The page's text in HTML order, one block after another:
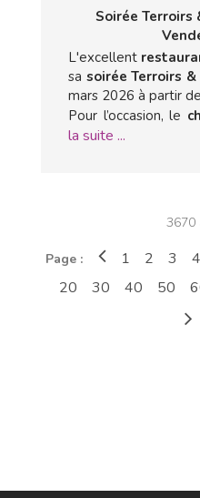
Soirée Terroirs
L'excellent
sa soirée Terroirs
mars 2026 à partir
Pour l’occasion, le
la suite ...
3670
Page : 1 2 3 4
20
30 40 50